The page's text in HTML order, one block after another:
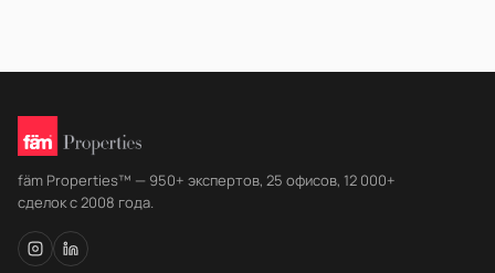
fäm Properties™ — 950+ экспертов, 25 офисов, 12 000+
сделок с 2008 года.